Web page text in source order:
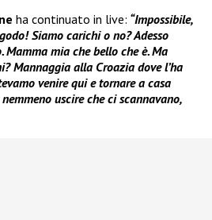
ha continuato in live: “Impossibile,
Siamo carichi o no? Adesso
mia che bello che è. Ma
Mannaggia alla Croazia dove l’ha
venire qui e tornare a casa
uscire che ci scannavano,